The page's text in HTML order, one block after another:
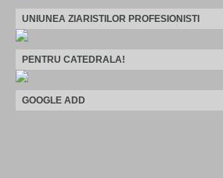
UNIUNEA ZIARISTILOR PROFESIONISTI
PENTRU CATEDRALA!
GOOGLE ADD